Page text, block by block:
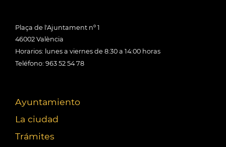
Plaça de l'Ajuntament nº 1
46002 València
Horarios: lunes a viernes de 8:30 a 14:00 horas
Teléfono: 963 52 54 78
Ayuntamiento
La ciudad
Trámites